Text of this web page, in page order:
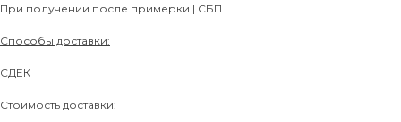
При получении после примерки | СБП
Способы доставки:
СДЕК
Стоимость доставки: